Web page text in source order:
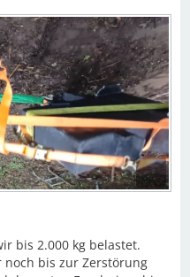
bis 2.000 kg belastet.
bis zur Zerstörung